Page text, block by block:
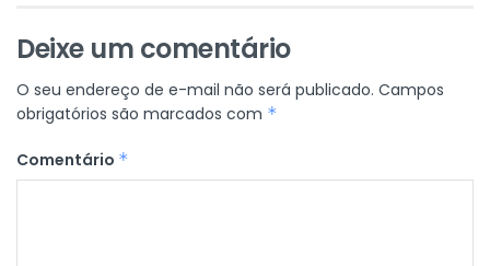
Deixe um comentário
O seu endereço de e-mail não será publicado. Campos
obrigatórios são marcados com *
Comentário *